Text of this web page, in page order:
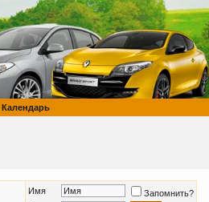
Календарь
Имя
Запомнить?